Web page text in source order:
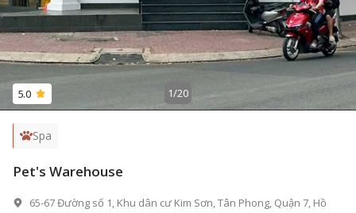
5.0 1/20
Spa
Pet's Warehouse
65-67 Đường số 1, Khu dân cư Kim Sơn, Tân Phong, Quận 7, Hồ